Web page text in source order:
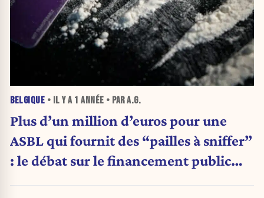
BELGIQUE • IL Y A 1 ANNÉE • PAR A.G.
Plus d’un million d’euros pour une
ASBL qui fournit des “pailles à sniffer”
: le débat sur le financement public